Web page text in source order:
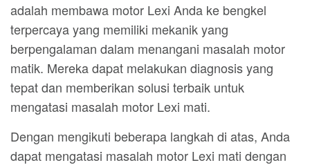
adalah membawa motor Lexi Anda ke bengkel
terpercaya yang memiliki mekanik yang
berpengalaman dalam menangani masalah motor
matik. Mereka dapat melakukan diagnosis yang
tepat dan memberikan solusi terbaik untuk
mengatasi masalah motor Lexi mati.
Dengan mengikuti beberapa langkah di atas, Anda
dapat mengatasi masalah motor Lexi mati dengan